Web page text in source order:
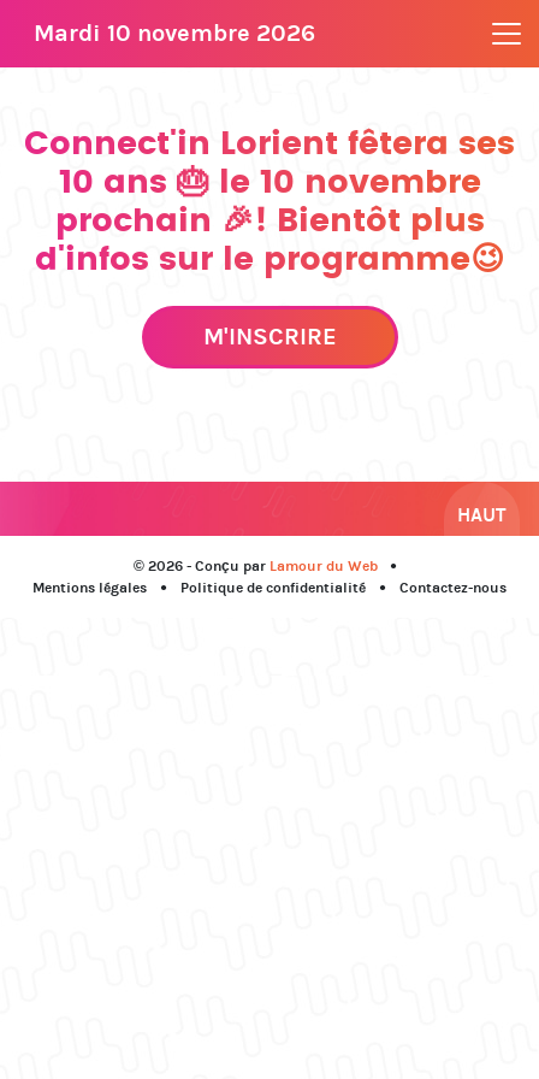
Mardi 10 novembre 2026
Connect'in Lorient fêtera ses
10 ans 🎂 le 10 novembre
prochain 🎉! Bientôt plus
d'infos sur le programme😉
M'INSCRIRE
HAUT
© 2026 - Conçu par Lamour du Web
Mentions légales
Politique de confidentialité Contactez-nous